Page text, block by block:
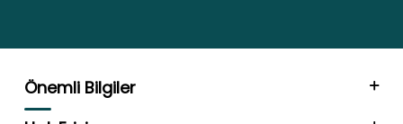
Önemli Bilgiler